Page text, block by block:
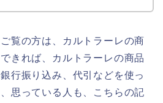
覧の方は、カルトラーレの商
きれば、カルトラーレの商品
行振り込み、代引などを使っ
思っている人も、こちらの記